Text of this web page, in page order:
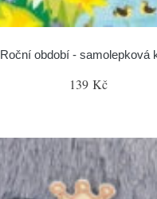
Roční období - samolepková
139 Kč